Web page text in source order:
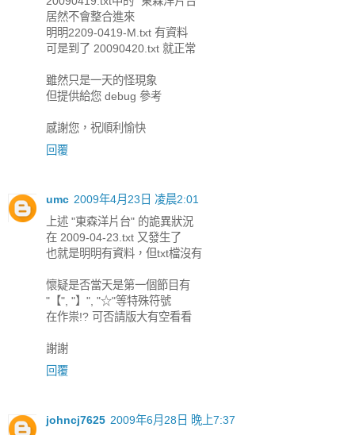
居然不會整合進來
明明2209-0419-M.txt 有資料
可是到了 20090420.txt 就正常
雖然只是一天的怪現象
但提供給您 debug 參考
感謝您，祝順利愉快
回覆
umc 2009年4月23日 凌晨2:01
上述 "東森洋片台" 的詭異狀況
在 2009-04-23.txt 又發生了
也就是明明有資料，但txt檔沒有
懷疑是否當天是第一個節目有
"【", "】", "☆"等特殊符號
在作祟!? 可否請版大有空看看
謝謝
回覆
johncj7625 2009年6月28日 晚上7:37